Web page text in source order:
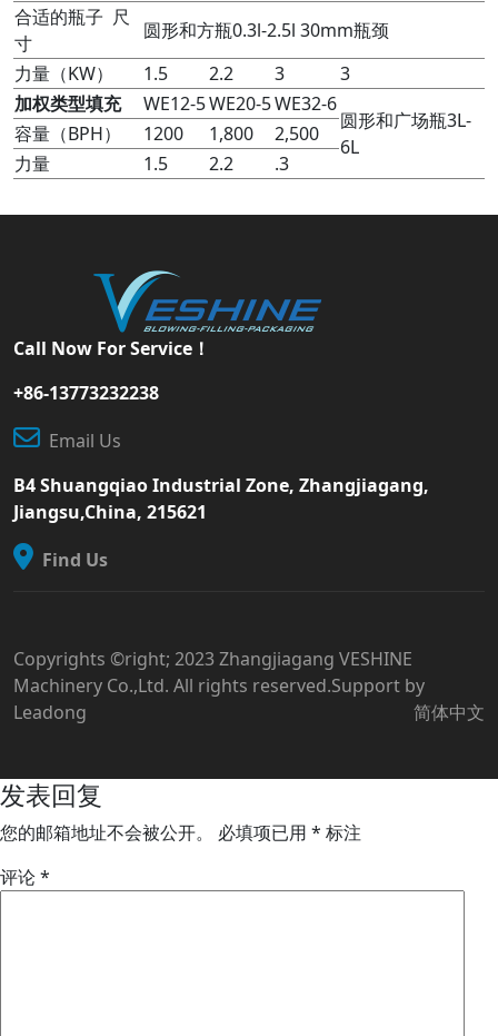
合适的瓶子 尺
寸
圆形和方瓶0.3l-2.5l 30mm瓶颈
力量（KW）
1.5 2.2 3
3
加权类型填充 WE12-5WE20-5WE32-6
圆形和广场瓶3L-
6L
容量（BPH） 1200 1,800
2,500
力量
1.5 2.2 .3
Call Now For Service！
+86-13773232238
Email Us
B4 Shuangqiao Industrial Zone, Zhangjiagang,
Jiangsu,China, 215621
Find Us
Copyrights ©right; 2023 Zhangjiagang VESHINE
Machinery Co.,Ltd. All rights reserved.Support by
Leadong
简体中文
发表回复
您的邮箱地址不会被公开。 必填项已用 * 标注
评论*